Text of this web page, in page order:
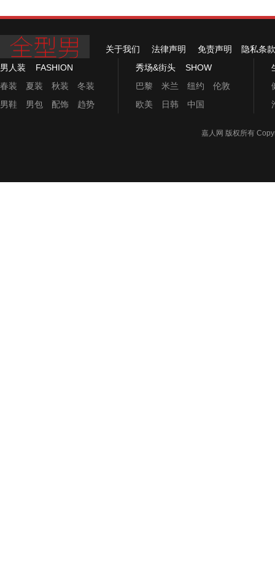
关于我们 法律声明 免责声明
隐私条款
男人装 FASHION
春装
夏装 秋装
冬装
男鞋
男包 配饰 趋势
秀场&街头 SHOW
巴黎
米兰 纽约
伦敦
欧美
日韩 中国
嘉人网 版权所有